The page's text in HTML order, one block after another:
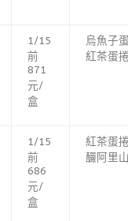
1/15
前
871
元/
盒
烏魚子
紅茶蛋
1/15
前
686
元/
盒
紅茶蛋
釅阿里